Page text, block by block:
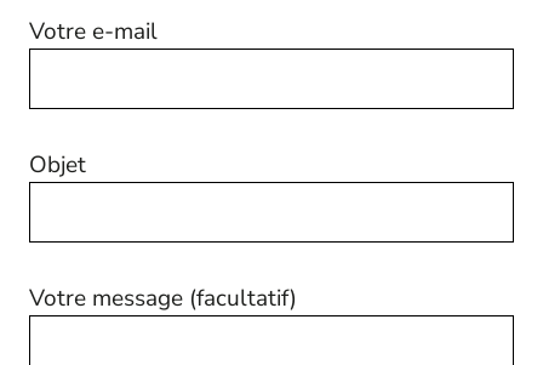
Votre e-mail
Objet
Votre message (facultatif)